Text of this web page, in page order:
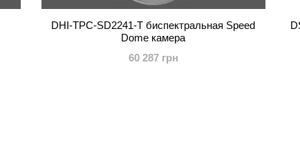
DHI-TPC-SD2241-T биспектральная Speed
Dome камера
60 287 грн